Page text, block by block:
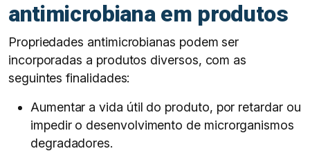
antimicrobiana em produtos
Propriedades antimicrobianas podem ser
incorporadas a produtos diversos, com as
seguintes finalidades:
Aumentar a vida útil do produto, por retardar ou
impedir o desenvolvimento de microrganismos
degradadores.